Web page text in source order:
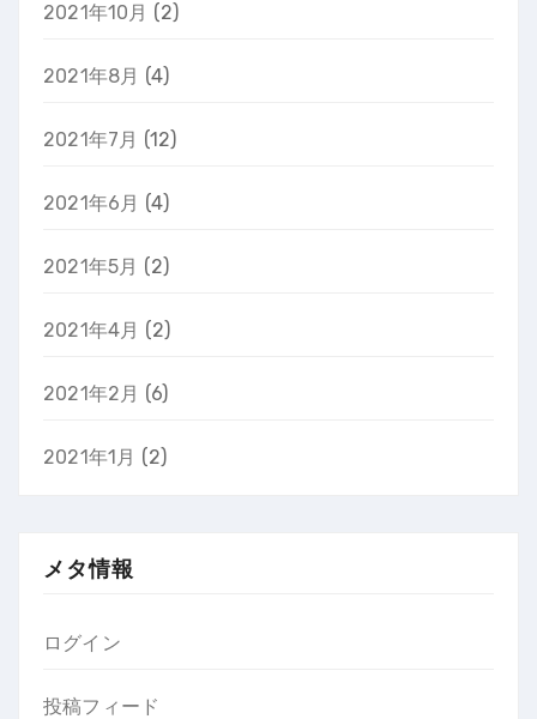
2021年10月 (2)
2021年8月 (4)
2021年7月 (12)
2021年6月 (4)
2021年5月 (2)
2021年4月 (2)
2021年2月 (6)
2021年1月 (2)
メタ情報
ログイン
投稿フィード